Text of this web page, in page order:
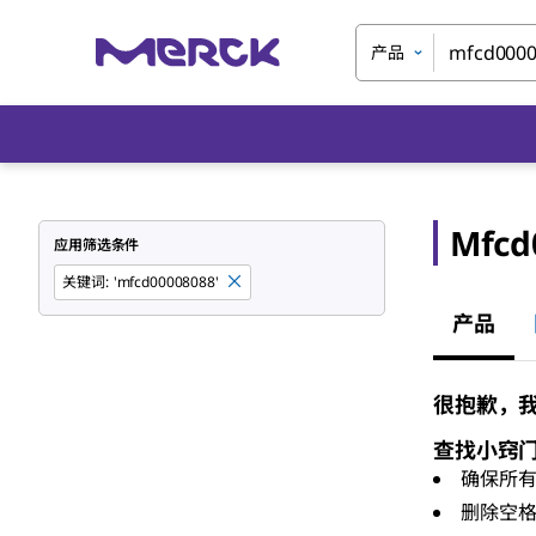
产品
应用筛选条件
关键词: 'mfcd00008088'
产品
很抱歉，
查找小窍门
确保所
删除空